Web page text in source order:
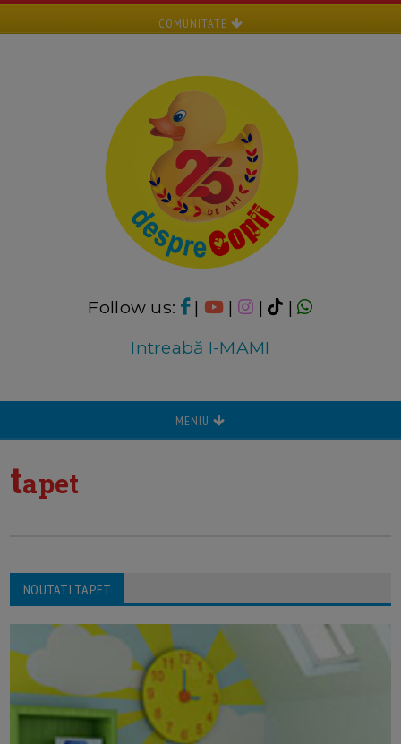
COMUNITATE
Follow us: | | |
|
Intreabă I-MAMI
MENIU
tapet
NOUTATI TAPET